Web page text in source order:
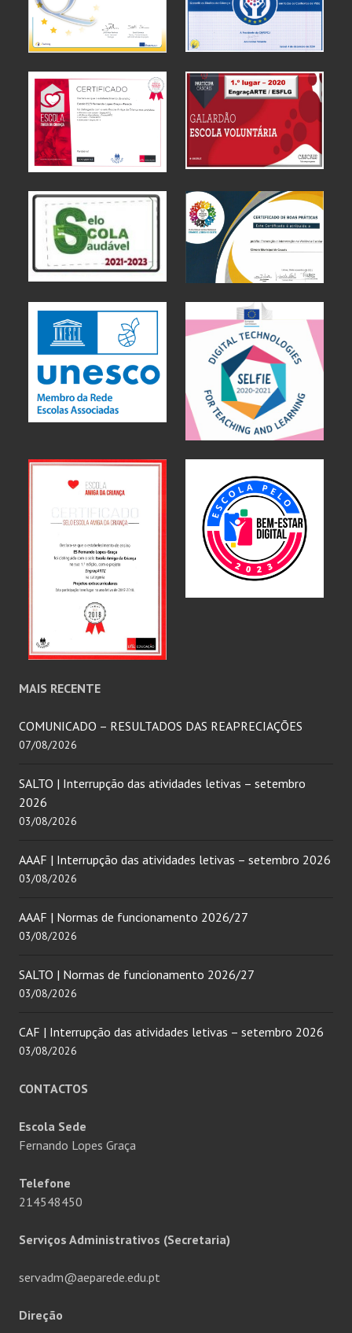
MAIS RECENTE
COMUNICADO – RESULTADOS DAS REAPRECIAÇÕES
07/08/2026
SALTO | Interrupção das atividades letivas – setembro
2026
03/08/2026
AAAF | Interrupção das atividades letivas – setembro 2026
03/08/2026
AAAF | Normas de funcionamento 2026/27
03/08/2026
SALTO | Normas de funcionamento 2026/27
03/08/2026
CAF | Interrupção das atividades letivas – setembro 2026
03/08/2026
CONTACTOS
Escola Sede
Fernando Lopes Graça
Telefone
214548450
Serviços Administrativos (Secretaria)
servadm@aeparede.edu.pt
Direção